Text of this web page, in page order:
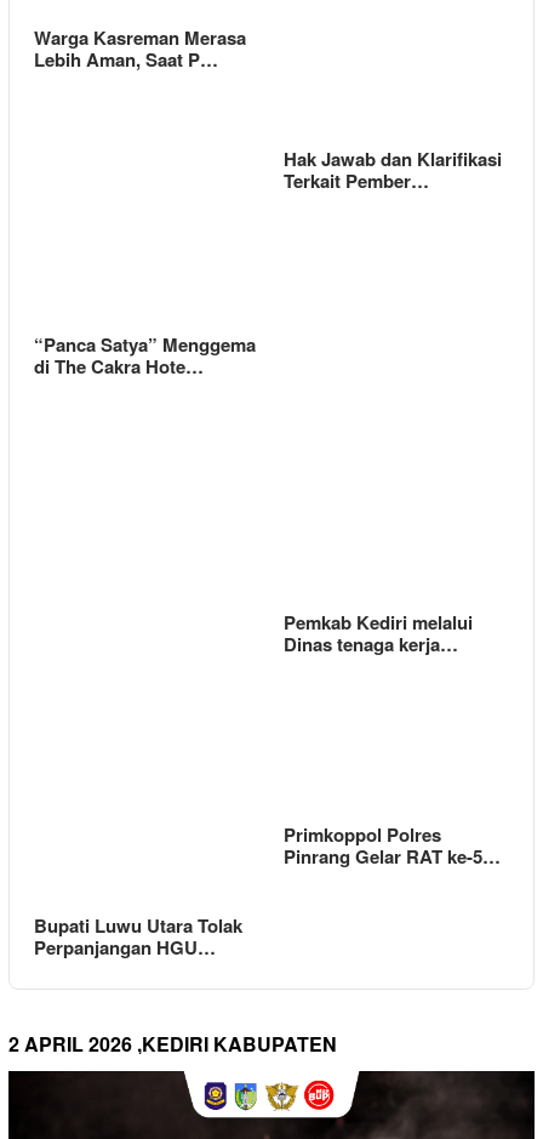
Warga Kasreman Merasa
Lebih Aman, Saat P…
Hak Jawab dan Klarifikasi
Terkait Pember…
“Panca Satya” Menggema
di The Cakra Hote…
Pemkab Kediri melalui
Dinas tenaga kerja…
Bupati Luwu Utara Tolak
Perpanjangan HGU…
Primkoppol Polres
Pinrang Gelar RAT ke-5…
2 APRIL 2026 ,KEDIRI KABUPATEN